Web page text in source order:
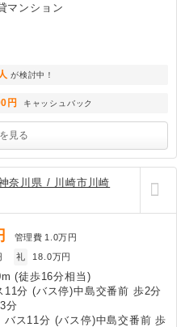
マンション
が検討中！
円 キャッシュバック
見る
奈川県 / 川崎市川崎
管理費 1.0万円
礼 18.0万円
(徒歩16分相当)
11分 (バス停)中島交番前 歩2分
分
バス11分 (バス停)中島交番前 歩